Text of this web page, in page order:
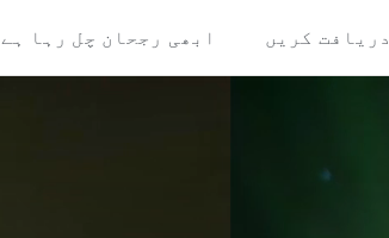
دریافت کریں ابھی رجحان چل رہا ہے